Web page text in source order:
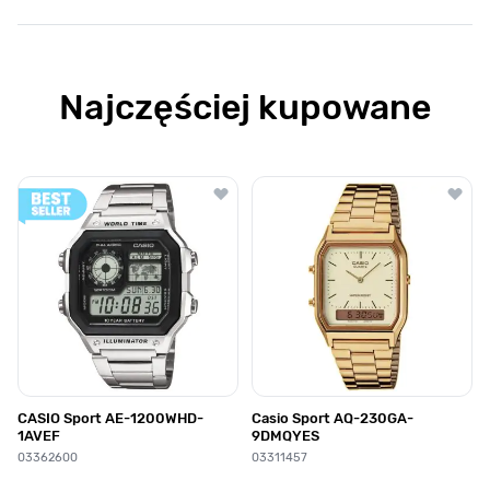
Najczęściej kupowane
Poruszanie się po elementach karuzeli jest możliwe za pomocą
Naciśnij, aby pominąć karuzelę
Naciśnij, aby przejść do nawigacji karuzeli
CASIO Sport AE-1200WHD-
1AVEF
03362600
Casio Sport AQ-230GA-
9DMQYES
03311457